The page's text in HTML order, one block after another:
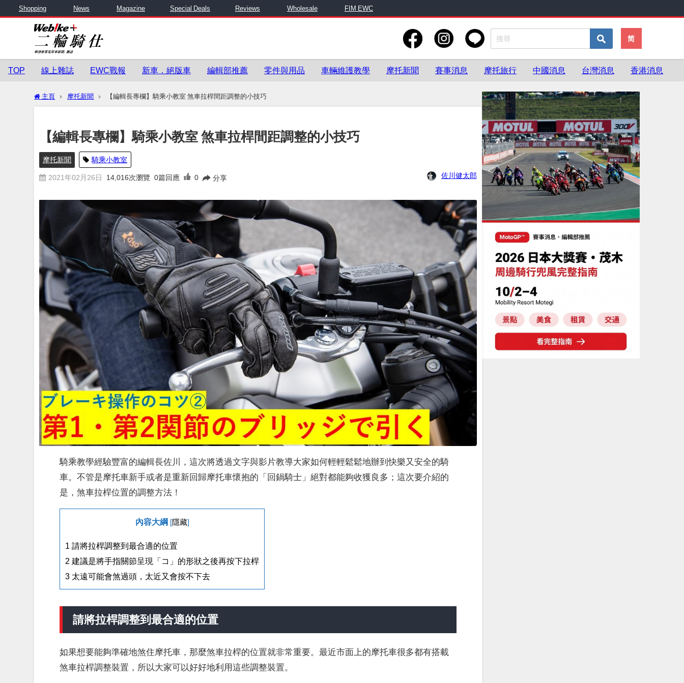
Shopping News Magazine Special Deals Reviews Wholesale FIM EWC
简
TOP 線上雜誌 EWC戰報 新車．絕版車 編輯部推薦 零件與用品 車輛維護教學 摩托新聞 賽事消息 摩托旅行 中國消息 台灣消息 香港消息
主頁 摩托新聞 【編輯長專欄】騎乘小教室 煞車拉桿間距調整的小技巧
【編輯長專欄】騎乘小教室 煞車拉桿間距調整的小技巧
摩托新聞 騎乘小教室
2021年02月26日 14,016次瀏覽 0篇回應 0 分享 佐川健太郎
騎乘教學經驗豐富的編輯長佐川，這次將透過文字與影片教導大家如何輕輕鬆鬆地辦到快樂又安全的騎
車。不管是摩托車新手或者是重新回歸摩托車懷抱的「回鍋騎士」絕對都能夠收獲良多；這次要介紹的
是，煞車拉桿位置的調整方法！
內容大綱 [隱藏]
1 請將拉桿調整到最合適的位置
2 建議是將手指關節呈現「コ」的形狀之後再按下拉桿
3 太遠可能會煞過頭，太近又會按不下去
請將拉桿調整到最合適的位置
如果想要能夠準確地煞住摩托車，那麼煞車拉桿的位置就非常重要。最近市面上的摩托車很多都有搭載
煞車拉桿調整裝置，所以大家可以好好地利用這些調整裝置。